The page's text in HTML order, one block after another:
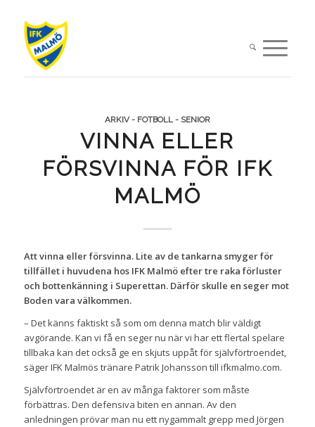
ARKIV - FOTBOLL - SENIOR
VINNA ELLER
FÖRSVINNA FÖR IFK
MALMÖ
Att vinna eller försvinna. Lite av de tankarna smyger för
tillfället i huvudena hos IFK Malmö efter tre raka förluster
och bottenkänning i Superettan. Därför skulle en seger mot
Boden vara välkommen.
– Det känns faktiskt så som om denna match blir väldigt
avgörande. Kan vi få en seger nu när vi har ett flertal spelare
tillbaka kan det också ge en skjuts uppåt för självförtroendet,
säger IFK Malmös tränare Patrik Johansson till ifkmalmo.com.
Självförtroendet är en av många faktorer som måste
förbättras. Den defensiva biten en annan. Av den
anledningen prövar man nu ett nygammalt grepp med Jörgen